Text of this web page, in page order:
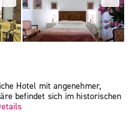
Hotel mit angenehmer,
befindet sich im historischen